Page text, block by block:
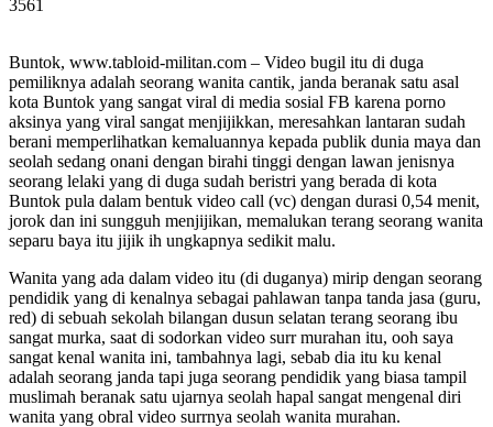
3561
Buntok, www.tabloid-militan.com – Video bugil itu di duga
pemiliknya adalah seorang wanita cantik, janda beranak satu asal
kota Buntok yang sangat viral di media sosial FB karena porno
aksinya yang viral sangat menjijikkan, meresahkan lantaran sudah
berani memperlihatkan kemaluannya kepada publik dunia maya dan
seolah sedang onani dengan birahi tinggi dengan lawan jenisnya
seorang lelaki yang di duga sudah beristri yang berada di kota
Buntok pula dalam bentuk video call (vc) dengan durasi 0,54 menit,
jorok dan ini sungguh menjijikan, memalukan terang seorang wanita
separu baya itu jijik ih ungkapnya sedikit malu.
Wanita yang ada dalam video itu (di duganya) mirip dengan seorang
pendidik yang di kenalnya sebagai pahlawan tanpa tanda jasa (guru,
red) di sebuah sekolah bilangan dusun selatan terang seorang ibu
sangat murka, saat di sodorkan video surr murahan itu, ooh saya
sangat kenal wanita ini, tambahnya lagi, sebab dia itu ku kenal
adalah seorang janda tapi juga seorang pendidik yang biasa tampil
muslimah beranak satu ujarnya seolah hapal sangat mengenal diri
wanita yang obral video surrnya seolah wanita murahan.